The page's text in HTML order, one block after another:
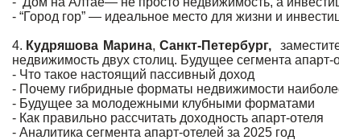
- “Город гор” — идеальное место для жизни и
4. Кудряшова Марина,Санкт-Петербург,
недвижимость двух столиц. Будущее сегмента апарт-
- Что такое настоящий пассивный доход
- Почему гибридные форматы недвижимости
- Будущее за молодежными клубными форматами
- Как правильно рассчитать доходность апарт-отеля
- Аналитика сегмента апарт-отелей за 2025 год